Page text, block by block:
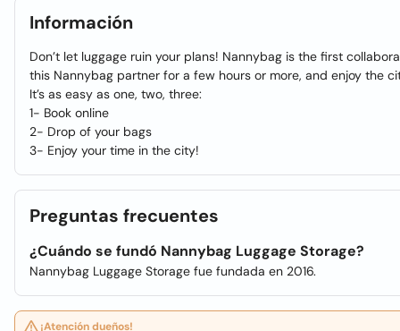
Información
Don’t let luggage ruin your plans! Nannybag is the first
this Nannybag partner for a few hours or more, and enjoy the
It’s as easy as one, two, three:
1- Book online
2- Drop of your bags
3- Enjoy your time in the city!
Preguntas frecuentes
¿Cuándo se fundó Nannybag Luggage Storage?
Nannybag Luggage Storage fue fundada en 2016.
¡Atención dueños!